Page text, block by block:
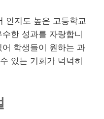
인지도 높은 고등학교
한 성과를 자랑합니
학생들이 원하는 과
있는 기회가 넉넉히